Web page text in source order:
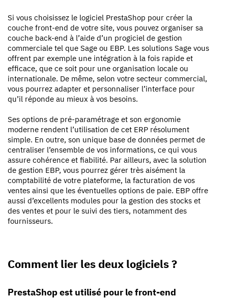
Si vous choisissez le logiciel PrestaShop pour créer la
couche front-end de votre site, vous pouvez organiser sa
couche back-end à l’aide d’un progiciel de gestion
commerciale tel que Sage ou EBP. Les solutions Sage vous
offrent par exemple une intégration à la fois rapide et
efficace, que ce soit pour une organisation locale ou
internationale. De même, selon votre secteur commercial,
vous pourrez adapter et personnaliser l’interface pour
qu’il réponde au mieux à vos besoins.
Ses options de pré-paramétrage et son ergonomie
moderne rendent l’utilisation de cet ERP résolument
simple. En outre, son unique base de données permet de
centraliser l’ensemble de vos informations, ce qui vous
assure cohérence et fiabilité. Par ailleurs, avec la solution
de gestion EBP, vous pourrez gérer très aisément la
comptabilité de votre plateforme, la facturation de vos
ventes ainsi que les éventuelles options de paie. EBP offre
aussi d’excellents modules pour la gestion des stocks et
des ventes et pour le suivi des tiers, notamment des
fournisseurs.
Comment lier les deux logiciels ?
PrestaShop est utilisé pour le front-end